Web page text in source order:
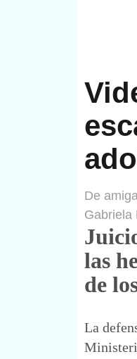
De
Gabriela
las
de
La